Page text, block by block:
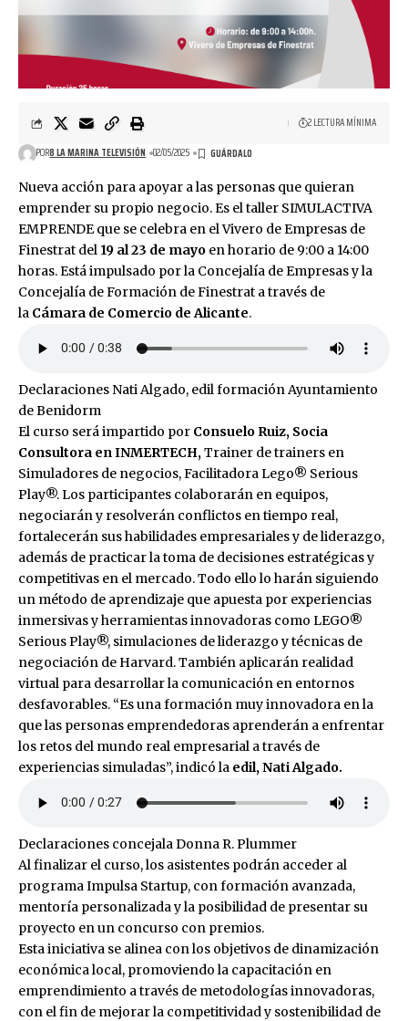
POR8 LA MARINA TELEVISIÓN 02/05/2025
2 LECTURA MÍNIMA
Nueva acción para apoyar a las personas que quieran
emprender su propio negocio. Es el taller SIMULACTIVA
EMPRENDE que se celebra en el Vivero de Empresas de
Finestrat del 19 al 23 de mayo en horario de 9:00 a 14:00
horas. Está impulsado por la Concejalía de Empresas y la
Concejalía de Formación de Finestrat a través de
la Cámara de Comercio de Alicante.
Declaraciones Nati Algado, edil formación Ayuntamiento
de Benidorm
El curso será impartido por Consuelo Ruiz, Socia
Consultora en INMERTECH, Trainer de trainers en
Simuladores de negocios, Facilitadora Lego® Serious
Play®. Los participantes colaborarán en equipos,
negociarán y resolverán conflictos en tiempo real,
fortalecerán sus habilidades empresariales y de liderazgo,
además de practicar la toma de decisiones estratégicas y
competitivas en el mercado. Todo ello lo harán siguiendo
un método de aprendizaje que apuesta por experiencias
inmersivas y herramientas innovadoras como LEGO®
Serious Play®, simulaciones de liderazgo y técnicas de
negociación de Harvard. También aplicarán realidad
virtual para desarrollar la comunicación en entornos
desfavorables. “Es una formación muy innovadora en la
que las personas emprendedoras aprenderán a enfrentar
los retos del mundo real empresarial a través de
experiencias simuladas”, indicó la edil, Nati Algado.
Declaraciones concejala Donna R. Plummer
Al finalizar el curso, los asistentes podrán acceder al
programa Impulsa Startup, con formación avanzada,
mentoría personalizada y la posibilidad de presentar su
proyecto en un concurso con premios.
Esta iniciativa se alinea con los objetivos de dinamización
económica local, promoviendo la capacitación en
emprendimiento a través de metodologías innovadoras,
con el fin de mejorar la competitividad y sostenibilidad de